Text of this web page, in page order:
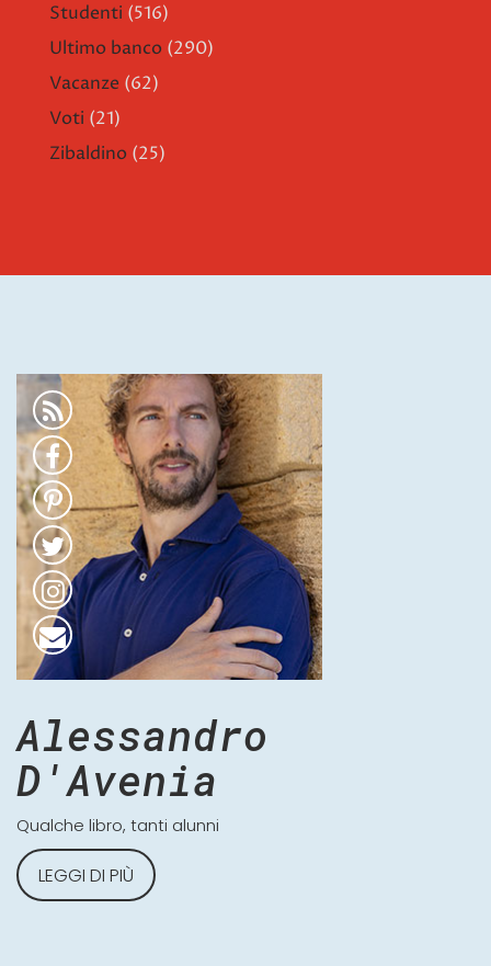
Studenti (516)
Ultimo banco (290)
Vacanze (62)
Voti (21)
Zibaldino (25)
Alessandro
D'Avenia
Qualche libro, tanti alunni
LEGGI DI PIÙ